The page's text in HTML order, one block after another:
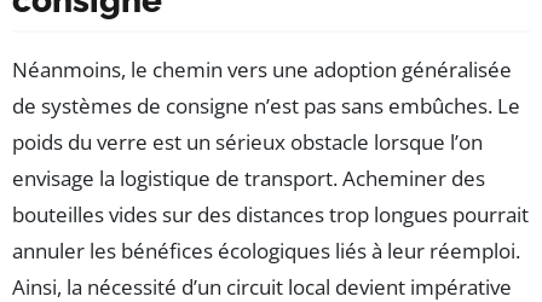
Néanmoins, le chemin vers une adoption généralisée
de systèmes de consigne n’est pas sans embûches. Le
poids du verre est un sérieux obstacle lorsque l’on
envisage la logistique de transport. Acheminer des
bouteilles vides sur des distances trop longues pourrait
annuler les bénéfices écologiques liés à leur réemploi.
Ainsi, la nécessité d’un circuit local devient impérative